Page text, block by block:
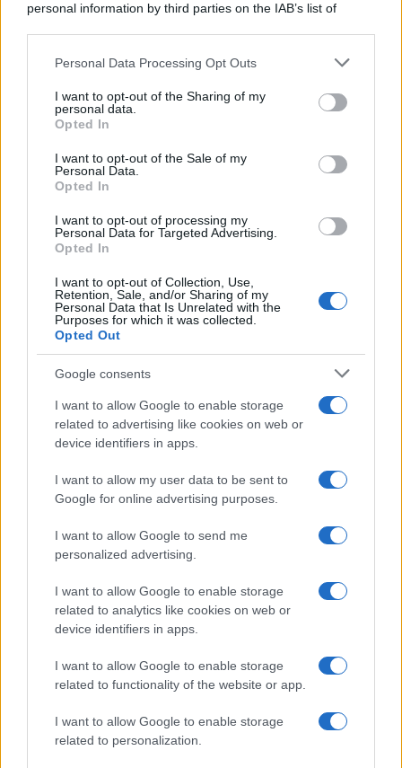
personal information by third parties on the IAB’s list of
This information may also be disclosed by us to third parties
disclose it to other third parties.
Please note that this website/app uses one or more Google
services and may gather and store information including but
not limited to your visit or usage behaviour. You may click to
grant or deny consent to Google and its third-party tags to
consent section.
Personal Data Processing Opt Outs
I want to opt-out of the Sharing of my
personal data.
Opted In
I want to opt-out of the Sale of my
Personal Data.
Opted In
I want to opt-out of processing my
Personal Data for Targeted Advertising.
Opted In
I want to opt-out of Collection, Use,
Retention, Sale, and/or Sharing of my
Personal Data that Is Unrelated with the
Purposes for which it was collected.
Opted Out
Google consents
I want to allow Google to enable storage
related to advertising like cookies on web or
device identifiers in apps.
I want to allow my user data to be sent to
Google for online advertising purposes.
I want to allow Google to send me
personalized advertising.
I want to allow Google to enable storage
related to analytics like cookies on web or
device identifiers in apps.
I want to allow Google to enable storage
related to functionality of the website or app.
I want to allow Google to enable storage
related to personalization.